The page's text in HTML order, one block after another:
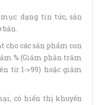
dạng tin tức, sản
bản.
cho các sản phẩm con
% (Giảm phần trăm
từ 1->99) hoặc giảm
có hiển thị khuyến